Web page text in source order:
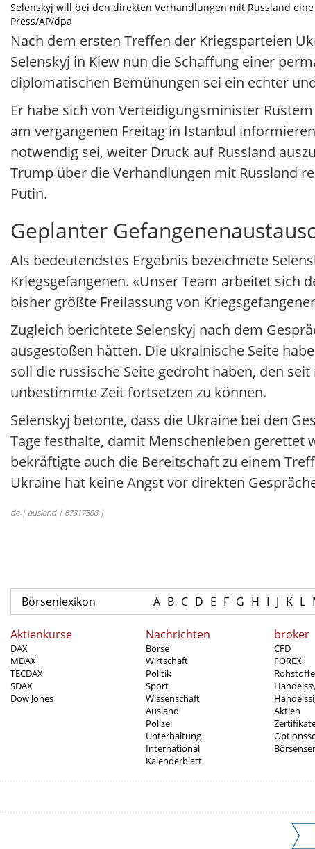
Selenskyj will bei den direkten Verhandlungen mit Russland
Press/AP/dpa
Nach dem ersten Treffen der Kriegsparteien
Selenskyj in Kiew nun die Schaffung einer
diplomatischen Bemühungen sei ein echter
Er habe sich von Verteidigungsminister
am vergangenen Freitag in Istanbul
notwendig sei, weiter Druck auf Russland
Trump über die Verhandlungen mit Russland
Putin.
Geplanter
Als bedeutendstes Ergebnis bezeichnete
Kriegsgefangenen. «Unser Team arbeitet sich
bisher größte Freilassung von
Zugleich berichtete Selenskyj nach dem
ausgestoßen hätten. Die ukrainische Seite
soll die russische Seite gedroht haben, den
unbestimmte Zeit fortsetzen zu können.
Selenskyj betonte, dass die Ukraine bei den
Tage festhalte, damit Menschenleben
bekräftigte auch die Bereitschaft zu einem
Ukraine hat keine Angst vor direkten
de | ausland | 67317508 |
Börsenlexikon A B C D E F G H I J K L
Aktienkurse
DAX
MDAX
TECDAX
SDAX
Dow Jones
Nachrichten
Börse
Wirtschaft
Politik
Sport
Wissenschaft
Ausland
Polizei
Unterhaltung
International
Kalenderblatt
broker
CFD
FOREX
Rohstoffe
Aktien